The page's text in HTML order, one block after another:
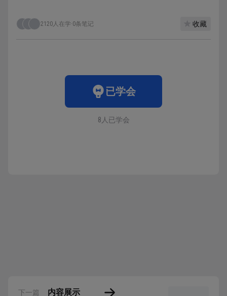
2120人在学·0条笔记 收藏
已学会
8人已学会
下一篇 内容展示